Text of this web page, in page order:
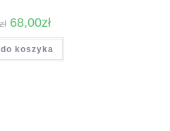
Pierwotna
cena
wynosiła:
88,00zł.
68,00złAktualna
cena
wynosi:
68,00zł.
koszyka